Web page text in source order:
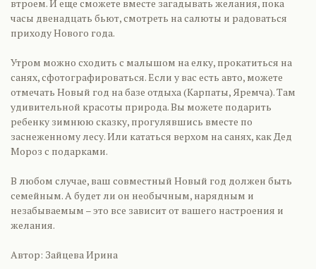
втроем. И еще сможете вместе загадывать желания, пока
часы двенадцать бьют, смотреть на салюты и радоваться
приходу Нового года.
Утром можно сходить с малышом на елку, прокатиться на
санях, сфотографироваться. Если у вас есть авто, можете
отмечать Новый год на базе отдыха (Карпаты, Яремча). Там
удивительной красоты природа. Вы можете подарить
ребенку зимнюю сказку, прогулявшись вместе по
заснеженному лесу. Или кататься верхом на санях, как Дед
Мороз с подарками.
В любом случае, ваш совместный Новый год должен быть
семейным. А будет ли он необычным, нарядным и
незабываемым – это все зависит от вашего настроения и
желания.
Автор: Зайцева Ирина